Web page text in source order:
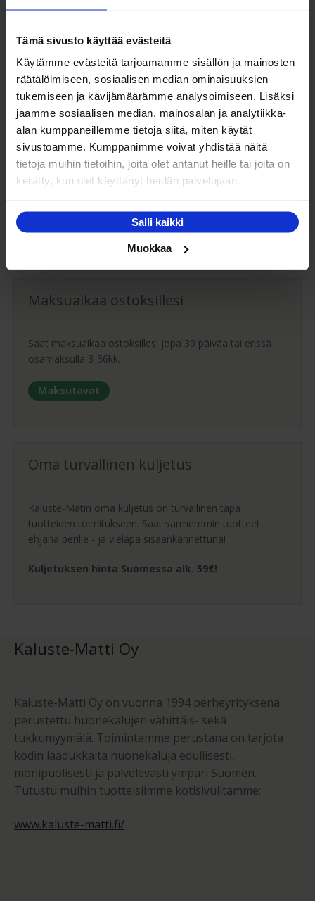
Tämä sivusto käyttää evästeitä
Käytämme evästeitä tarjoamamme sisällön ja mainosten
räätälöimiseen, sosiaalisen median ominaisuuksien
tukemiseen ja kävijämäärämme analysoimiseen. Lisäksi
jaamme sosiaalisen median, mainosalan ja analytiikka-
alan kumppaneillemme tietoja siitä, miten käytät
sivustoamme. Kumppanimme voivat yhdistää näitä
tietoja muihin tietoihin, joita olet antanut heille tai joita on
kerätty, kun olet käyttänyt heidän palvelujaan.
Salli kaikki
Muokkaa
Puh. 020-7969230
Ota yhteyttä
Sängyn ostajan opas
Lue osto-oppaastamme miten valitset sinulle soveltuvan
Maksuaikaa ostoksillesi
Saat maksuaikaa ostoksillesi jopa 30 päivää tai erissä
osamaksulla 3-36kk.
Maksutavat
Oma turvallinen kuljetus
Kaluste-Matin oma kuljetus on turvallinen tapa
tuotteiden toimitukseen. Saat varmemmin tuotteet
ehjänä perille - ja vieläpä sisäänkannettuna!
Kuljetuksen hinta Suomessa alk. 59€!
Kaluste-Matti Oy
Kaluste-Matti Oy on vuonna 1994 perheyrityksenä
perustettu huonekalujen vähittäis- sekä
tukkumyymälä. Toimintamme perustana on tarjota
kodin laadukkaita huonekaluja edullisesti,
monipuolisesti ja palvelevasti ympäri Suomen.
Tutustu muihin tuotteisiimme kotisivuiltamme:
www.kaluste-matti.fi/